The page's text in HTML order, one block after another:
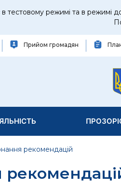
тестовому режимі та в режимі
Прийом громадян
рекомендацій